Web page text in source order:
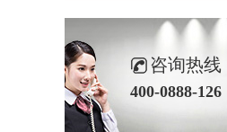
咨询热线
400-0888-126